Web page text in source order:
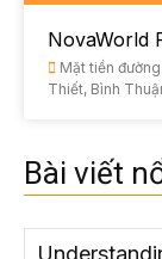
NovaWorld
Mặt tiền
Thiết, Bình
Bài viết